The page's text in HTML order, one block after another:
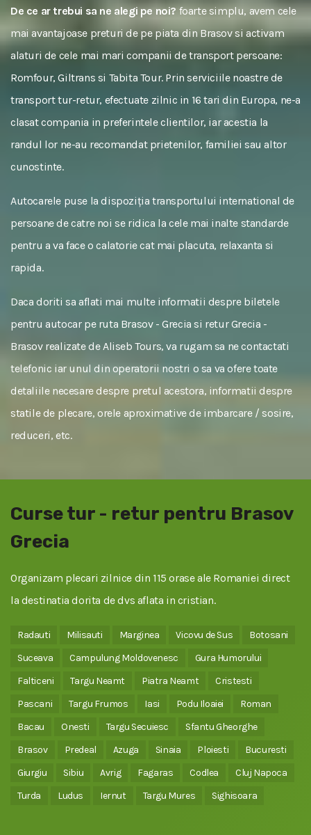
De ce ar trebui sa ne alegi pe noi? foarte simplu, avem cele
mai avantajoase preturi de pe piata din Brasov si activam
alaturi de cele mai mari companii de transport persoane:
Romfour, Giltrans si Tabita Tour. Prin serviciile noastre de
transport tur-retur, efectuate zilnic in 16 tari din Europa, ne-a
clasat compania in preferintele clientilor, iar acestia la
randul lor ne-au recomandat prietenilor, familiei sau altor
cunostinte.
Autocarele puse la dispoziția transportului international de
persoane de catre noi se ridica la cele mai inalte standarde
pentru a va face o calatorie cat mai placuta, relaxanta si
rapida.
Daca doriti sa aflati mai multe informatii despre biletele
pentru autocar pe ruta Brasov - Grecia si retur Grecia -
Brasov realizate de Aliseb Tours, va rugam sa ne contactati
telefonic iar unul din operatorii nostri o sa va ofere toate
detaliile necesare despre pretul acestora, informatii despre
statile de plecare, orele aproximative de imbarcare / sosire,
reduceri, etc.
Curse tur - retur pentru Brasov
Grecia
Organizam plecari zilnice din 115 orase ale Romaniei direct
la destinatia dorita de dvs aflata in cristian.
Radauti Milisauti Marginea Vicovu de Sus
Botosani
Suceava
Campulung Moldovenesc
Gura Humorului
Falticeni
Targu Neamt Piatra Neamt
Cristesti
Pascani
Targu Frumos Iasi Podu Iloaiei
Roman
Bacau
Onesti Targu Secuiesc
Sfantu Gheorghe
Brasov
Predeal Azuga Sinaia Ploiesti
Bucuresti
Giurgiu
Sibiu Avrig Fagaras Codlea
Cluj Napoca
Turda
Ludus Iernut Targu Mures Sighisoara